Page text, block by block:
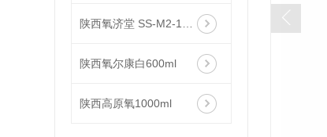
陕西氧济堂 SS-M2-1000
陕西氧尔康白600ml
陕西高原氧1000ml